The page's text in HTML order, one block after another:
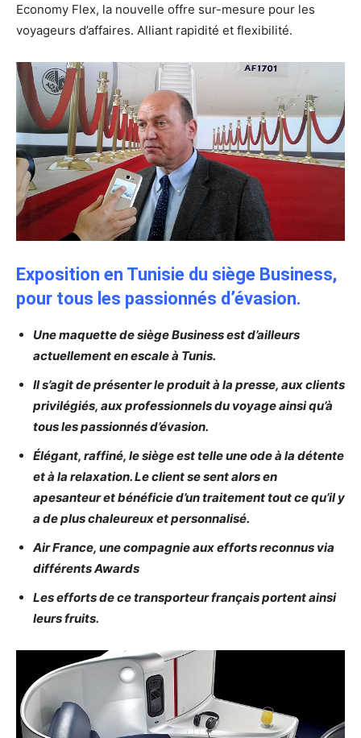
Economy Flex, la nouvelle offre sur-mesure pour les
voyageurs d’affaires. Alliant rapidité et flexibilité.
Exposition en Tunisie du siège Business,
pour tous les passionnés d’évasion.
Une maquette de siège Business est d’ailleurs
actuellement en escale à Tunis.
Il s’agit de présenter le produit à la presse, aux clients
privilégiés, aux professionnels du voyage ainsi qu’à
tous les passionnés d’évasion.
Élégant, raffiné, le siège est telle une ode à la détente
et à la relaxation. Le client se sent alors en
apesanteur et bénéficie d’un traitement tout ce qu’il y
a de plus chaleureux et personnalisé.
Air France, une compagnie aux efforts reconnus via
différents Awards
Les efforts de ce transporteur français portent ainsi
leurs fruits.